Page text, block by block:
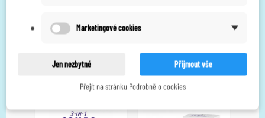
250,00 Kč
mm
2 produktů(y) ve stejné
kategorii:
Marketingové cookies
Jen nezbytné Přijmout vše
Přejít na stránku Podrobně o cookies